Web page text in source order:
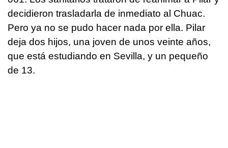
decidieron trasladarla de inmediato al Chuac.
Pero ya no se pudo hacer nada por ella. Pilar
deja dos hijos, una joven de unos veinte años,
que está estudiando en Sevilla, y un pequeño
de 13.